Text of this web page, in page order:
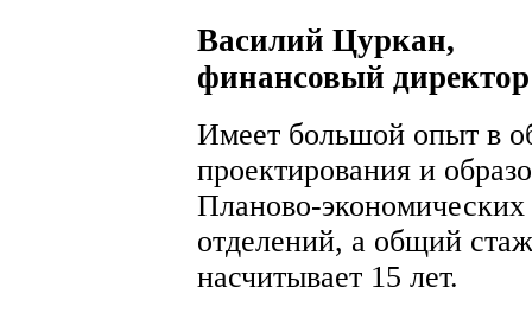
Василий Цуркан,
финансовый директор
Имеет большой опыт в
проектирования и
Планово-экономических
отделений, а общий
насчитывает 15 лет.